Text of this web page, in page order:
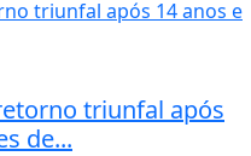
triunfal após
de...